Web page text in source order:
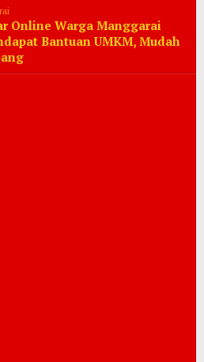
Online Warga Manggarai
Bantuan UMKM, Mudah